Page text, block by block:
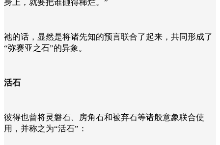
身上，就要把谁砸得稀烂。”
祂的话，显然是将诸先知的预言联合了起来，共同形成了
“弥赛亚之石”的异象。
活石
彼得也曾将灵磐石、房角石和被弃石等诸般意象联合使
用，并称之为“活石”：